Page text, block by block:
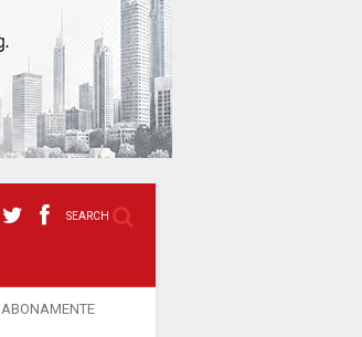
SEARCH
ABONAMENTE